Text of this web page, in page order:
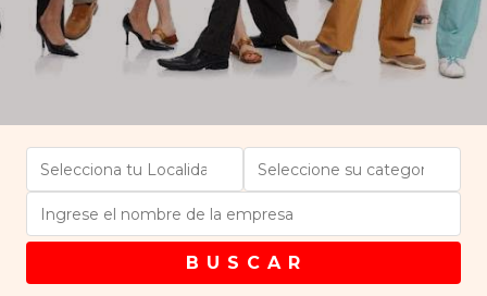
B U S C A R